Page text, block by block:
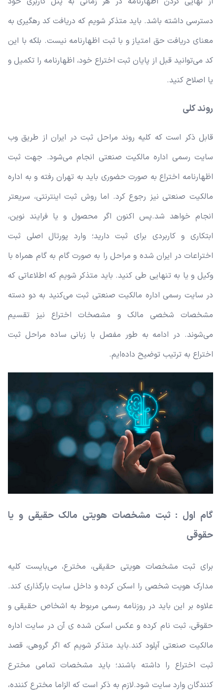
دسترسی داشته باشد. باید متذکر شویم که دریافت کد رهگیری به
معنای دریافت حق امتیاز و با ثبت اظهارنامه نیست. بلکه با این
کد می‌توانید قبل از پایان ثبت اختراع خود، اظهارنامه را تکمیل و
یا اصلاح کنید.
روند کلی
قابل ذکر است که کلیه روند مراحل ثبت در ایران از طریق وب
سایت رسمی اداره مالکیت صنعتی انجام می‌شود. جهت ثبت
اظهارنامه اختراع به صورت حضوری باید به تهران رفته و به اداره
مالکیت صنعتی نیز رجوع کرد. اما روش ثبت اینترنتی، سریعتر
انجام خواهد شد.پس اکنون اگر محصول و یا فرایند نوین،
ابتکاری و کاربردی برای ثبت دارید؛ وارد پورتال اصلی ثبت
اختراعات در ایران شده و مراحل را به صورت گام به گام همراه با
وکیل و یا به تنهایی طی کنید. باید متذکر شویم که اطلاعاتی که
در سایت رسمی اداره مالکیت صنعتی ثبت می‌کنید به دو دسته
مشخصات شخصی مالک و مشصخات اختراع نیز تقسیم
می‌شوند. در ادامه به طور مفصل با زبانی ساده مراحل ثبت
اختراع به ترتیب توضیح داده‌ایم.
گام اول : ثبت مشخصات هویتی مالک حقیقی و یا
حقوقی
برای ثبت مشخصات هویتی حقیقی، مخترع، می‌بایست کلیه
مدارک هویت شخصی را اسکن کرده و داخل سایت بارگذاری کند.
علاوه بر این باید در روزنامه رسمی مربوط به اشخاص حقیقی و
حقوقی، ثبت نام کرده و عکس اسکن شده ی آن در سایت اداره
مالکیت صنعتی آپلود کند.باید متذکر شویم که اگر گروهی، قصد
ثبت اختراع را داشته باشند؛ باید مشخصات تمامی مخترع
کنندگان وارد سایت شود.لازم به ذکر است که الزاما مخترع کننده،